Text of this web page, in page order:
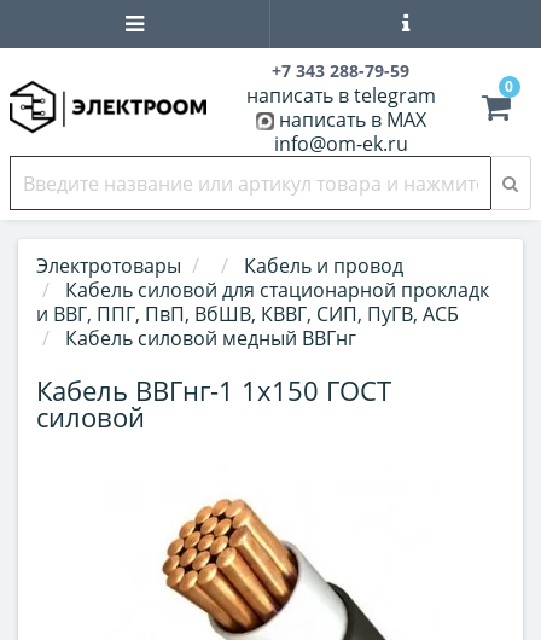
+7 343 288-79-59
написать в telegram
написать в MAX
info@om-ek.ru
0
Электротовары
Кабель и провод
Кабель силовой для стационарной прокладк
и ВВГ, ППГ, ПвП, ВбШВ, КВВГ, СИП, ПуГВ, АСБ
Кабель силовой медный ВВГнг
Кабель ВВГнг-1 1х150 ГОСТ
силовой